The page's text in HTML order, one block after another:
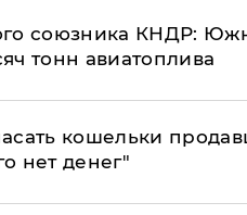
союзника КНДР:
тонн авиатоплива
кошельки
нет денег"